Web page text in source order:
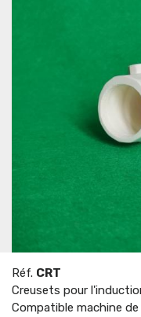
Réf. CRT
Creusets pour
Compatible machine